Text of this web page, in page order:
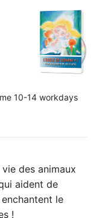
10-14 workdays
des animaux
aident de
le
!